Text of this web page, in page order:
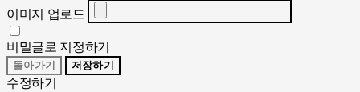
이미지 업로드
비밀글로 지정하기
돌아가기 저장하기
수정하기